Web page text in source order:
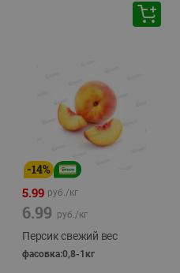
-14%
5.99 руб./кг
6.99 руб./кг
Персик свежий вес
фасовка:0,8-1кг